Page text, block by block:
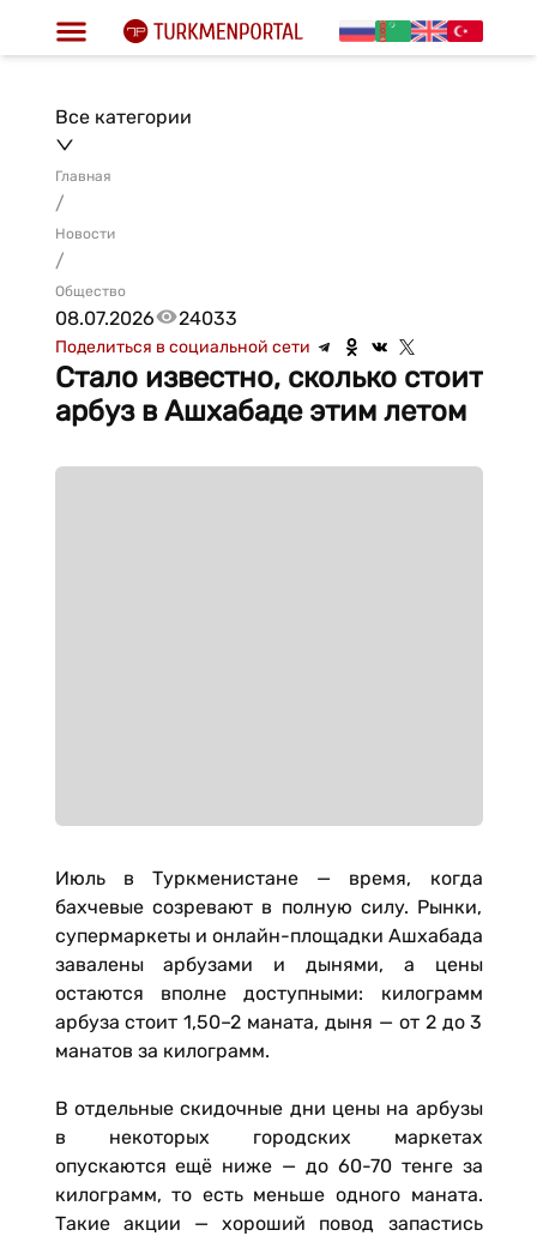
Все категории
Главная
/
Новости
/
Общество
08.07.2026 24033
Поделиться в социальной сети
Стало известно, сколько стоит
арбуз в Ашхабаде этим летом
Июль в Туркменистане — время, когда
бахчевые созревают в полную силу. Рынки,
супермаркеты и онлайн-площадки Ашхабада
завалены арбузами и дынями, а цены
остаются вполне доступными: килограмм
арбуза стоит 1,50–2 маната, дыня — от 2 до 3
манатов за килограмм.
В отдельные скидочные дни цены на арбузы
в некоторых городских маркетах
опускаются ещё ниже — до 60-70 тенге за
килограмм, то есть меньше одного маната.
Такие акции — хороший повод запастись